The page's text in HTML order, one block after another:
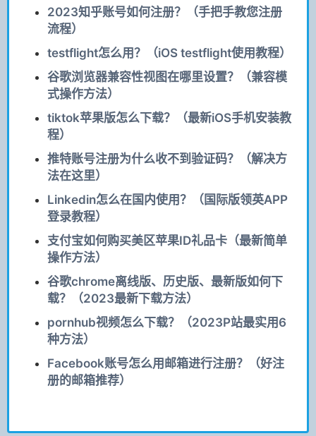
2023知乎账号如何注册？（手把手教您注册
流程）
testflight怎么用？（iOS testflight使用教程）
谷歌浏览器兼容性视图在哪里设置？（兼容模
式操作方法）
tiktok苹果版怎么下载？（最新iOS手机安装教
程）
推特账号注册为什么收不到验证码？（解决方
法在这里）
Linkedin怎么在国内使用？（国际版领英APP
登录教程）
支付宝如何购买美区苹果ID礼品卡（最新简单
操作方法）
谷歌chrome离线版、历史版、最新版如何下
载？（2023最新下载方法）
pornhub视频怎么下载？（2023P站最实用6
种方法）
Facebook账号怎么用邮箱进行注册？（好注
册的邮箱推荐）